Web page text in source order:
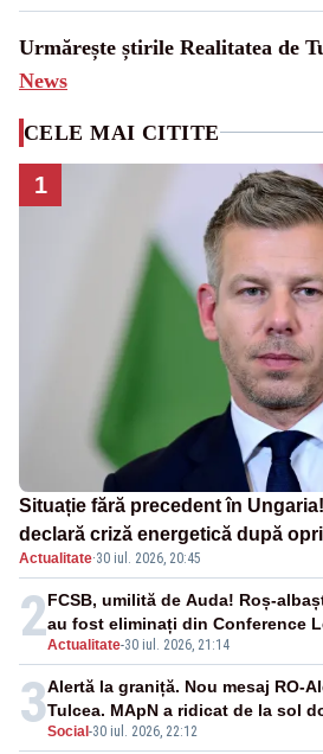
Urmărește știrile Realitatea de
News
CELE MAI CITITE
1
Situație fără precedent în
declară criză energetică după
Paks
Actualitate·30 iul. 2026, 20:45
2Actualitate-30 iul. 2026, 21:14
FCSB, umilită de Auda! Roș-
au fost eliminați din Conference
3Social -30 iul. 2026, 22:12
Alertă la graniță. Nou mesaj RO-
Tulcea. MApN a ridicat de la sol